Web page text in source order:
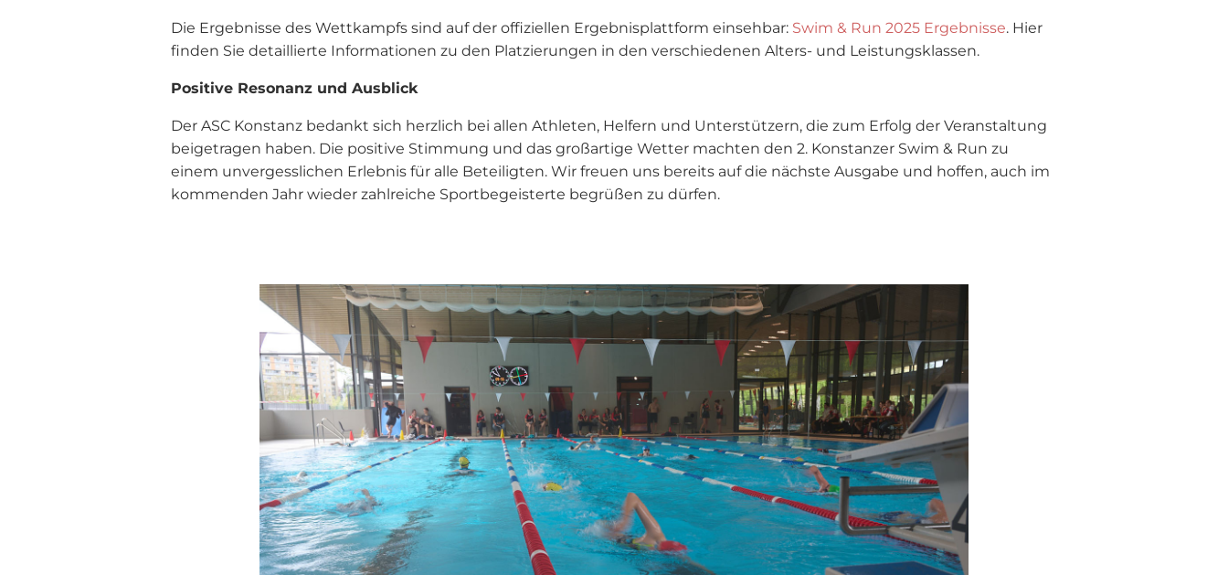
Die Ergebnisse des Wettkampfs sind auf der offiziellen Ergebnisplattform einsehbar: Swim & Run 2025 Ergebnisse. Hier
finden Sie detaillierte Informationen zu den Platzierungen in den verschiedenen Alters- und Leistungsklassen.
Positive Resonanz und Ausblick
Der ASC Konstanz bedankt sich herzlich bei allen Athleten, Helfern und Unterstützern, die zum Erfolg der Veranstaltung
beigetragen haben. Die positive Stimmung und das großartige Wetter machten den 2. Konstanzer Swim & Run zu
einem unvergesslichen Erlebnis für alle Beteiligten. Wir freuen uns bereits auf die nächste Ausgabe und hoffen, auch im
kommenden Jahr wieder zahlreiche Sportbegeisterte begrüßen zu dürfen.